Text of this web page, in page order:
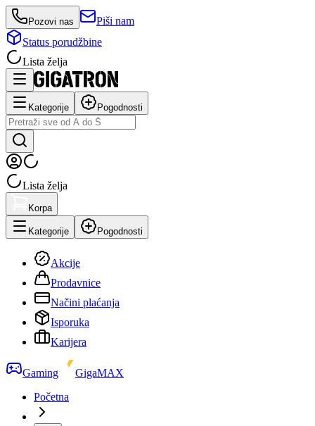
Pozovi nas
Piši nam
Status porudžbine
Lista želja
Kategorije Pogodnosti
Lista želja
Korpa
Kategorije Pogodnosti
Akcije
Prodavnice
Načini plaćanja
Isporuka
Karijera
Gaming
GigaMAX
Početna